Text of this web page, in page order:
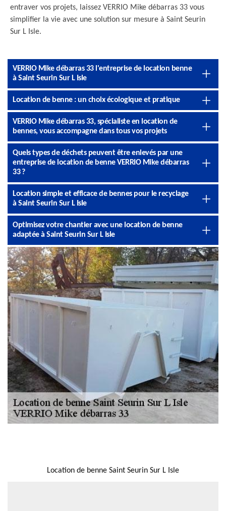
entraver vos projets, laissez VERRIO Mike débarras 33 vous
simplifier la vie avec une solution sur mesure à Saint Seurin
Sur L Isle.
VERRIO Mike débarras 33 l'entreprise de location benne
à Saint Seurin Sur L Isle
Location de benne : un choix écologique et pratique
VERRIO Mike débarras 33, spécialiste en location de
bennes, vous accompagne dans tous vos projets
Quels types de déchets peuvent être enlevés par une
entreprise de location de benne VERRIO Mike débarras
33 ?
Location simple et efficace de bennes pour le recyclage
à Saint Seurin Sur L Isle
Optimisez votre chantier avec une location de benne
adaptée à Saint Seurin Sur L Isle
Location de benne Saint Seurin Sur L Isle